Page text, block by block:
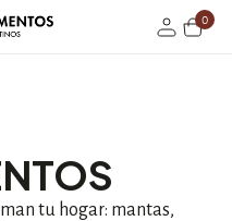
0
tu hogar: mantas,